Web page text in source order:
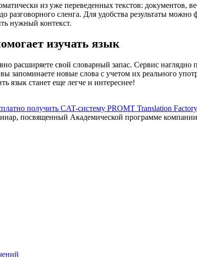
из уже переведенных текстов: документов,
разговорного сленга. Для удобства результаты
нужный контекст.
изучать язык
расширяете свой словарный запас. Сервис
запоминаете новые слова с учетом их реального
язык станет еще легче и интереснее!
получить CAT-систему PROMT Translation Factory
посвященный Академической программе